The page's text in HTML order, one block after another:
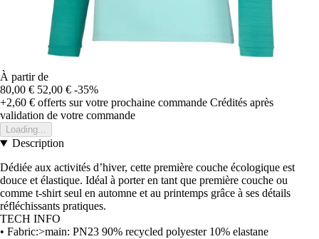
À partir de
80,00 € 52,00 € -35%
+2,60 € offerts sur votre prochaine commande Crédités après
validation de votre commande
Loading...
Description
Dédiée aux activités d’hiver, cette première couche écologique est
douce et élastique. Idéal à porter en tant que première couche ou
comme t-shirt seul en automne et au printemps grâce à ses détails
réfléchissants pratiques.
TECH INFO
• Fabric:>main: PN23 90% recycled polyester 10% elastane